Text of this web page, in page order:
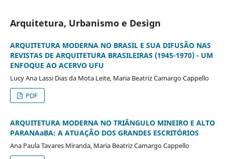
Arquitetura, Urbanismo e Design
ARQUITETURA MODERNA NO BRASIL E SUA DIFUSÃO NAS
REVISTAS DE ARQUITETURA BRASILEIRAS (1945-1970) - UM
ENFOQUE AO ACERVO UFU
Lucy Ana Lassi Dias da Mota Leite, Maria Beatriz Camargo Cappello
PDF
ARQUITETURA MODERNA NO TRIÂNGULO MINEIRO E ALTO
PARANAaBA: A ATUAÇÃO DOS GRANDES ESCRITÓRIOS
Ana Paula Tavares Miranda, Maria Beatriz Camargo Cappello